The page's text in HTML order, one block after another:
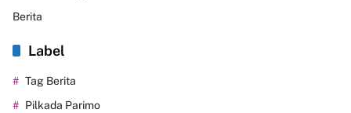
Berita
Label
Tag Berita
Pilkada Parimo